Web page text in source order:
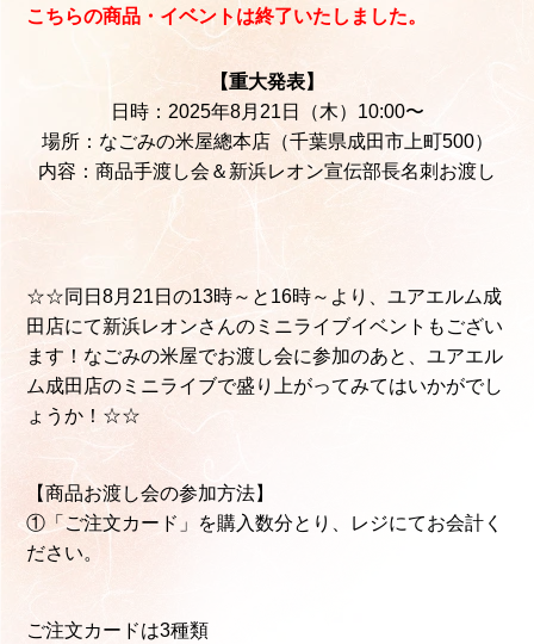
こちらの商品・イベントは終了いたしました。
【重大発表】
日時：2025年8月21日（木）10:00〜
場所：なごみの米屋總本店（千葉県成田市上町500）
内容：商品手渡し会＆新浜レオン宣伝部長名刺お渡し
☆☆同日8月21日の13時～と16時～より、ユアエルム成
田店にて新浜レオンさんのミニライブイベントもござい
ます！なごみの米屋でお渡し会に参加のあと、ユアエル
ム成田店のミニライブで盛り上がってみてはいかがでし
ょうか！☆☆
【商品お渡し会の参加方法】
①「ご注文カード」を購入数分とり、レジにてお会計く
ださい。
ご注文カードは3種類